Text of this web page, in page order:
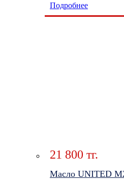
Подробнее
21 800 тг.
Масло UNITED